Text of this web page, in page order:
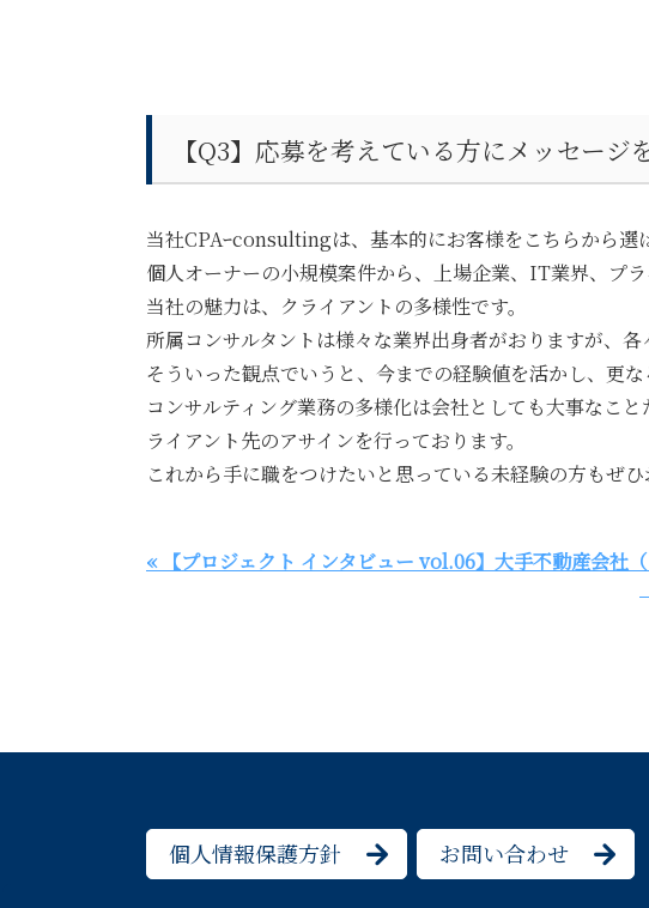
【Q3】応募を考えている方にメッセージ
当社CPAｰconsultingは、基本的にお客様をこちらから選
個人オーナーの小規模案件から、上場企業、IT業界、プ
当社の魅力は、クライアントの多様性です。
所属コンサルタントは様々な業界出身者がおりますが、
そういった観点でいうと、今までの経験値を活かし、更
コンサルティング業務の多様化は会社としても大事なこ
ライアント先のアサインを行っております。
これから手に職をつけたいと思っている未経験の方もぜ
« 【プロジェクト インタビュー vol.06】大手不動産会社
個人情報保護方針 お問い合わせ